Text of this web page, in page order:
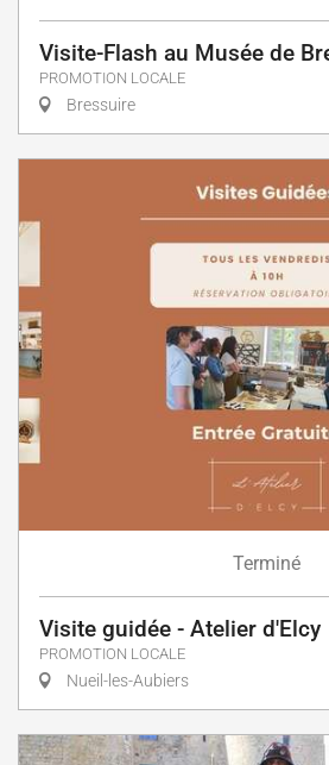
Visite-Flash au Musée de
PROMOTION LOCALE
Bressuire
Terminé
Visite guidée - Atelier d'Elcy
PROMOTION LOCALE
Nueil-les-Aubiers